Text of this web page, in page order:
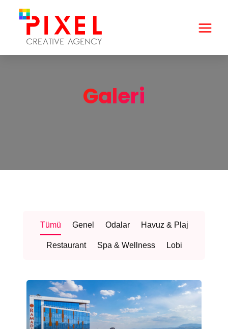
Galeri
Tümü Genel Odalar Havuz & Plaj
Restaurant Spa & Wellness Lobi